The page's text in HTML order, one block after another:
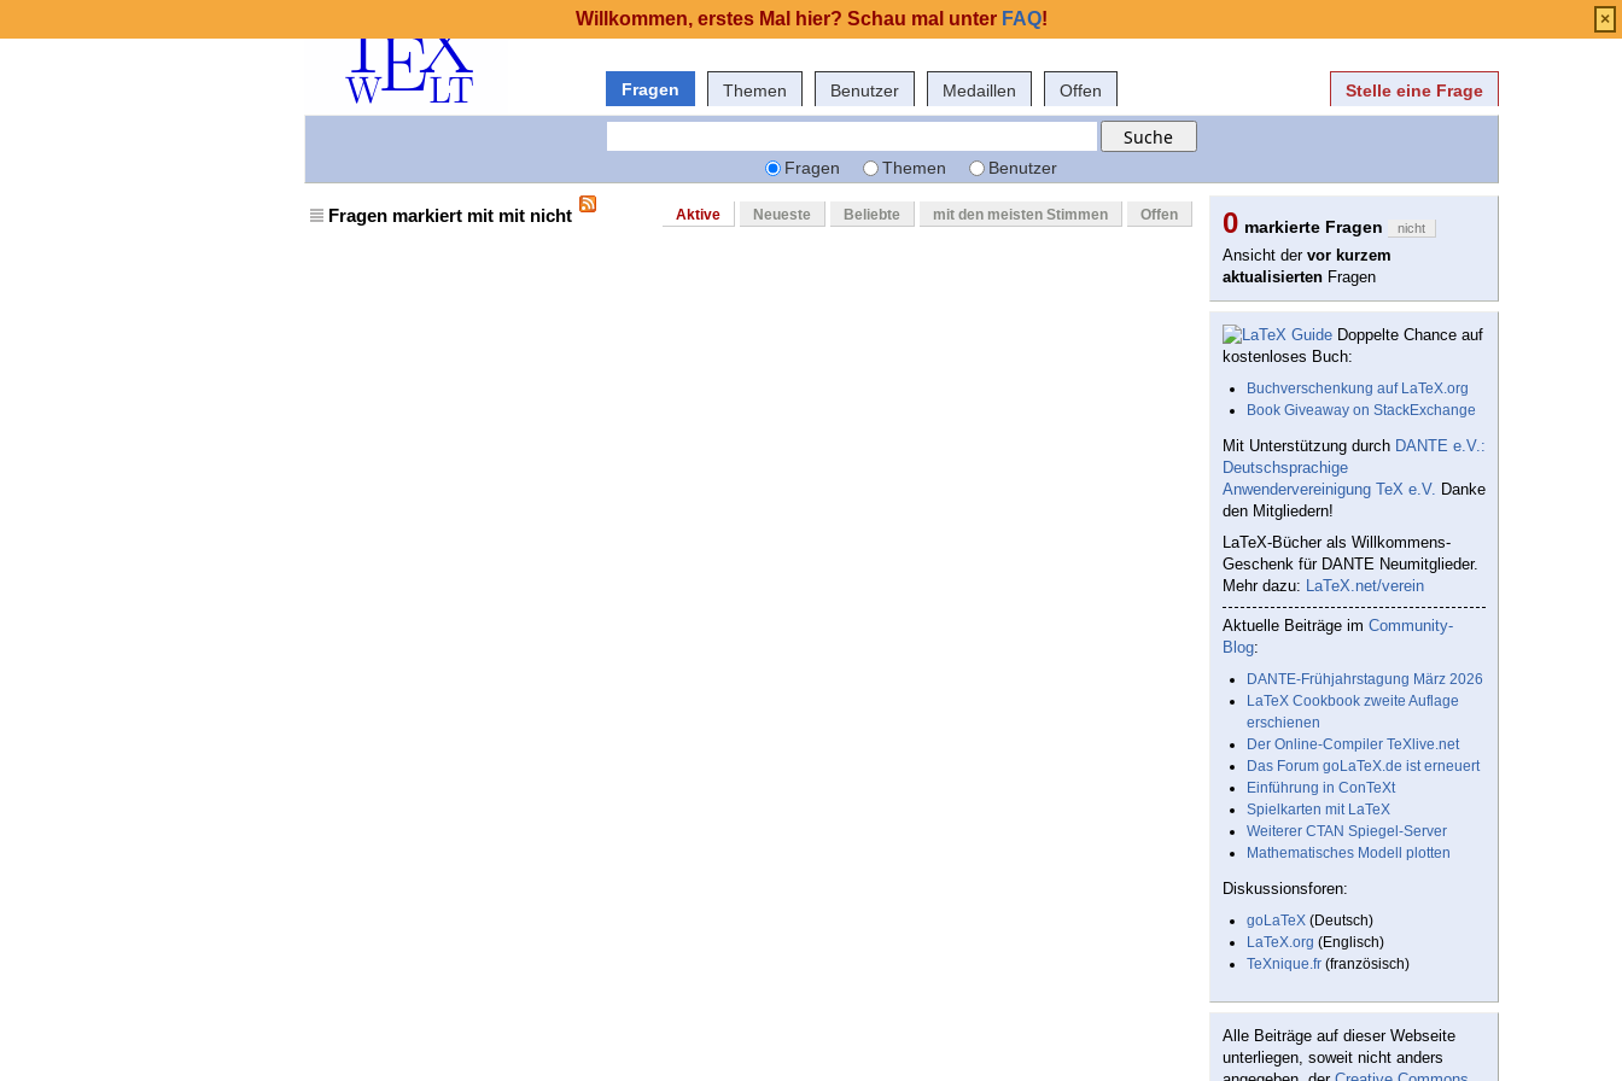
Fragen Themen Benutzer Medaillen Offen Stelle eine Frage
Fragen Themen Benutzer
Fragen markiert mit mit nicht Aktive Neueste Beliebte mit den meisten Stimmen Offen 0 markierte Fragen nicht
Ansicht der vor kurzem
aktualisierten Fragen
Doppelte Chance auf
kostenloses Buch:
Buchverschenkung auf LaTeX.org
Book Giveaway on StackExchange
Mit Unterstützung durch DANTE e.V.:
Deutschsprachige
Anwendervereinigung TeX e.V. Danke
den Mitgliedern!
LaTeX-Bücher als Willkommens-
Geschenk für DANTE Neumitglieder.
Mehr dazu: LaTeX.net/verein
Aktuelle Beiträge im Community-
Blog:
DANTE-Frühjahrstagung März 2026
LaTeX Cookbook zweite Auflage
erschienen
Der Online-Compiler TeXlive.net
Das Forum goLaTeX.de ist erneuert
Einführung in ConTeXt
Spielkarten mit LaTeX
Weiterer CTAN Spiegel-Server
Mathematisches Modell plotten
Diskussionsforen:
goLaTeX (Deutsch)
LaTeX.org (Englisch)
TeXnique.fr (französisch)
Alle Beiträge auf dieser Webseite
unterliegen, soweit nicht anders
Willkommen, erstes Mal hier? Schau mal unter FAQ! ×